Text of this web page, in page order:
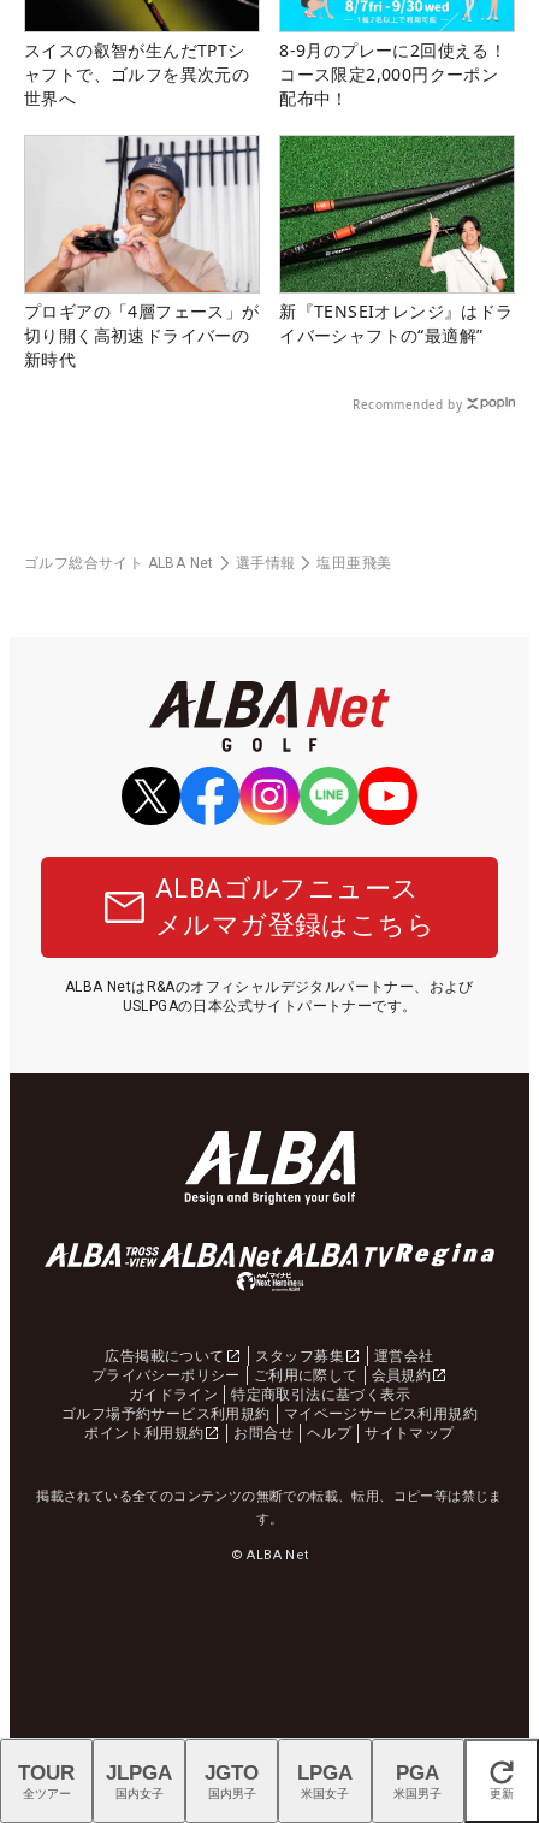
スイスの叡智が生んだTPTシ
ャフトで、ゴルフを異次元の
世界へ
8-9月のプレーに2回使える！
コース限定2,000円クーポン
配布中！
プロギアの「4層フェース」が
切り開く高初速ドライバーの
新時代
新『TENSEIオレンジ』はドラ
イバーシャフトの“最適解”
Recommended by
ゴルフ総合サイト ALBA Net 選手情報 塩田亜飛美
ALBAゴルフニュース
メルマガ登録はこちら
ALBA NetはR&Aのオフィシャルデジタルパートナー、および
USLPGAの日本公式サイトパートナーです。
広告掲載について スタッフ募集
運営会社
プライバシーポリシー
ご利用に際して
会員規約
ガイドライン
特定商取引法に基づく表示
ゴルフ場予約サービス利用規約
マイページサービス利用規約
ポイント利用規約
お問合せ ヘルプ サイトマップ
掲載されている全てのコンテンツの無断での転載、転用、コピー等は禁じま
す。
© ALBA Net
閉じる
TOUR
全ツアー
JLPGA
国内女子
JGTO
国内男子
LPGA
米国女子
PGA
米国男子 更新